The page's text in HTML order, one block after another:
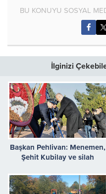
BU KONUYU SOSYAL
İlginizi
Başkan Pehlivan: Menemen,
Şehit Kubilay ve silah